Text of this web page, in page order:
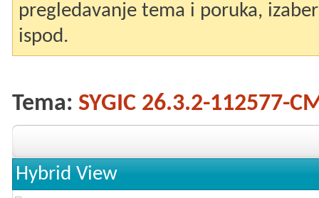
pregledavanje tema i poruka,
ispod.
Tema: SYGIC 26.3.2-112577-
Hybrid View